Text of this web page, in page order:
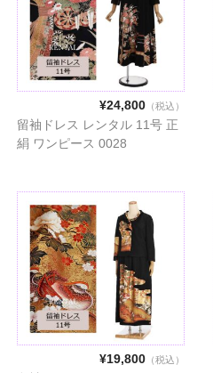
¥24,800（税込）
留袖ドレス レンタル 11号 正
絹 ワンピース 0028
¥19,800（税込）